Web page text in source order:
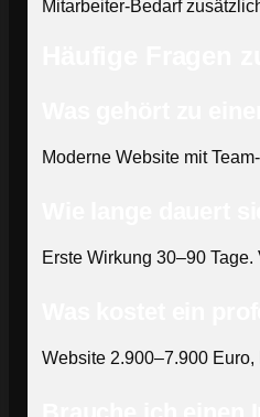
Mitarbeiter-Bedarf
Moderne Website mit
Erste Wirkung 30–90
Website 2.900–7.900